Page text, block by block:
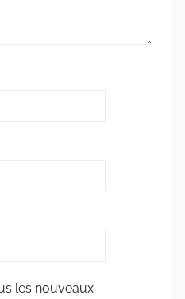
les nouveaux